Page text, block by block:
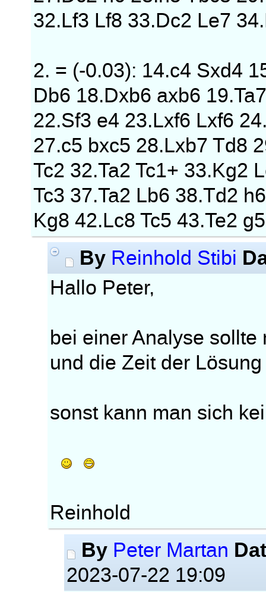
32.Lf3 Lf8 33.Dc2 Le7
2. = (-0.03): 14.c4 Sxd4
Db6 18.Dxb6 axb6
22.Sf3 e4 23.Lxf6 Lxf6
27.c5 bxc5 28.Lxb7 Td8
Tc2 32.Ta2 Tc1+ 33.Kg2
Tc3 37.Ta2 Lb6 38.Td2
Kg8 42.Lc8 Tc5 43.Te2
By Reinhold Stibi
Hallo Peter,
bei einer Analyse
und die Zeit der
sonst kann man sich
Reinhold
By Peter Martan
2023-07-22 19:09